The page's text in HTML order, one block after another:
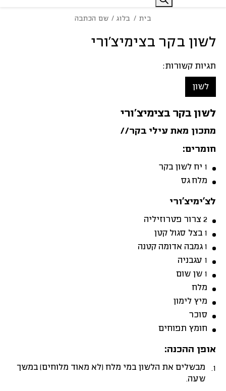
בית / בלוג/ שם הכתבה
לשון בקר בצימיצ’ורי
תגיות קשורות:
לשון
לשון בקר בצימיצ’ורי
מתכון מאת עילי בקר//
חומרים:
1 יח לשון בקר
מלח גס
לצ’ימיצ’ורי
2 צרור פטרוזיליה
1 בצל סגול קטן
1 גמבה אדומה קטנה
1 עגבניה
1 שן שום
מלח
מיץ לימון
סוכר
חומץ תפוחים
אופן ההכנה:
מבשלים את הלשון במי מלח (לא מאוד מלוחים) במשך
שעה.